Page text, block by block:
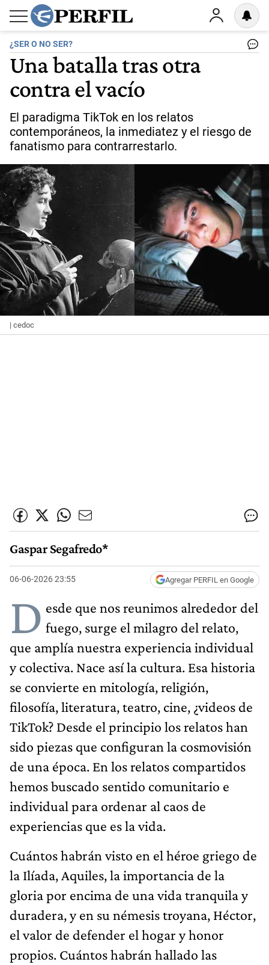
¿SER O NO SER?
Una batalla tras otra
contra el vacío
El paradigma TikTok en los relatos
contemporáneos, la inmediatez y el riesgo de
fanatismo para contrarrestarlo.
| cedoc
Gaspar Segafredo*
06-06-2026 23:55 Agregar PERFIL en Google
D esde que nos reunimos alrededor del
fuego, surge el milagro del relato,
que amplía nuestra experiencia individual
y colectiva. Nace así la cultura. Esa historia
se convierte en mitología, religión,
filosofía, literatura, teatro, cine, ¿videos de
TikTok? Desde el principio los relatos han
sido piezas que configuran la cosmovisión
de una época. En los relatos compartidos
hemos buscado sentido comunitario e
individual para ordenar al caos de
experiencias que es la vida.
Cuántos habrán visto en el héroe griego de
la Ilíada, Aquiles, la importancia de la
gloria por encima de una vida tranquila y
duradera, y en su némesis troyana, Héctor,
el valor de defender el hogar y honor
propios. Cuántos habrán hallado las